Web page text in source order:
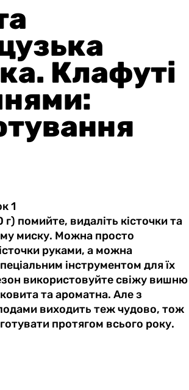
Клафуті
1
помийте, видаліть кісточки та
миску. Можна просто
руками, а можна
інструментом для їх
використовуйте свіжу вишню
та ароматна. Але з
виходить теж чудово, тож
протягом всього року.